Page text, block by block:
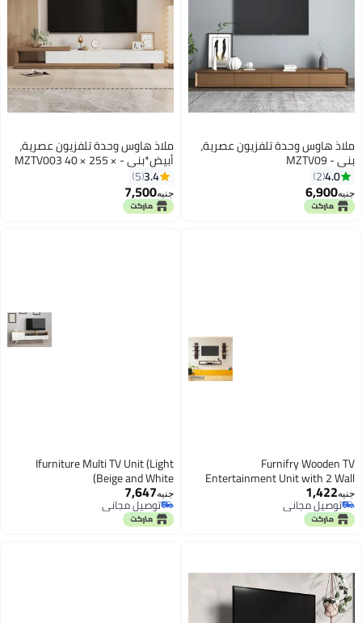
ملاذ هاوس وحدة تلفزيون عصرية،
بني - MZTV09
4.0
2
جنيه6,900
ملاذ هاوس وحدة تلفزيون عصرية،
أبيض*بني - MZTV003 40 × 255 ×
40 سم3.4
5
جنيه7,500
Furnifry Wooden TV
Entertainment Unit with 2 Wall
Shelf/Wall Set Top Box Shelf
Stand/TV Cabinet for Wall/Set Top
Box Holder for Home/Living Room
جنيه1,422
توصيل مجاني
توصيل مجاني
Ifurniture Multi TV Unit (Light
Beige and White)
جنيه7,647
توصيل مجاني
توصيل مجاني